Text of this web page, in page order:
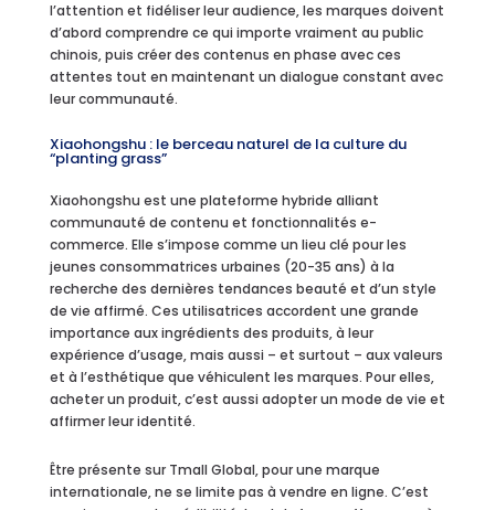
l’attention et fidéliser leur audience, les marques doivent
d’abord comprendre ce qui importe vraiment au public
chinois, puis créer des contenus en phase avec ces
attentes tout en maintenant un dialogue constant avec
leur communauté.
Xiaohongshu : le berceau naturel de la culture du
“planting grass”
Xiaohongshu est une plateforme hybride alliant
communauté de contenu et fonctionnalités e-
commerce. Elle s’impose comme un lieu clé pour les
jeunes consommatrices urbaines (20-35 ans) à la
recherche des dernières tendances beauté et d’un style
de vie affirmé. Ces utilisatrices accordent une grande
importance aux ingrédients des produits, à leur
expérience d’usage, mais aussi – et surtout – aux valeurs
et à l’esthétique que véhiculent les marques. Pour elles,
acheter un produit, c’est aussi adopter un mode de vie et
affirmer leur identité.
Être présente sur Tmall Global, pour une marque
internationale, ne se limite pas à vendre en ligne. C’est